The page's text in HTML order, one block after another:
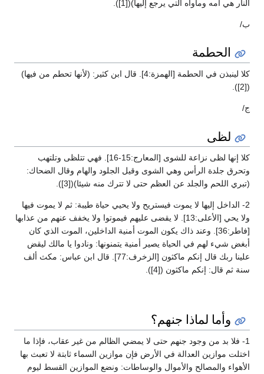
النار هي أمه ومأواه التي يرجع إليها)([1]).
ب/
الحطمة
كلا لينبذن في الحطمة [الهمزة:4]. قال ابن كثير: (لأنها تحطم من فيها)
([2]).
ج/
لظى
كلا إنها لظى نزاعة للشوى [المعارج:15-16]. فهي تتلظى وتلتهب
وتحرق جلدة الرأس وهي الشوى وقيل الجلود والهام وقال الضحاك:
(تبري اللحم والجلد عن العظم حتى لا تترك منه شيئا)([3]).
2- الداخل إليها لا يموت فيستريح ولا يحيي حياة طيبة: ثم لا يموت فيها
ولا يحي [الأعلى:13]. لا يقضى عليهم فيموتوا ولا يخفف عنهم من عذابها
[فاطر:36]. وعند ذاك يكون الموت أمنية الداخلين، الموت الذي كان
أبغض شيء لهم في الحياة يصير أمنية يتمنونها: ونادوا يا مالك ليقض
علينا ربك قال إنكم ماكثون [الزخرف:77]. قال ابن عباس: مكث ألف
سنة ثم قال: إنكم ماكثون ([4]).
وأما لماذا جنهم؟
1- فلا بد من وجود جنهم حتى لا يمضي الظالم من غير عقاب، فإذا ما
اختلت موازين العدالة في الأرض فإن موازين السماء ثابتة لا تعبث بها
الأهواء والمصالح والأموال والوساطات: ونضع الموازين القسط ليوم